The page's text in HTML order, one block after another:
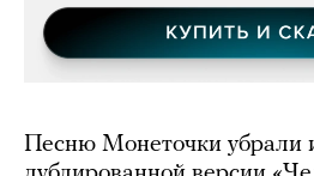
Песню Монеточки убрали